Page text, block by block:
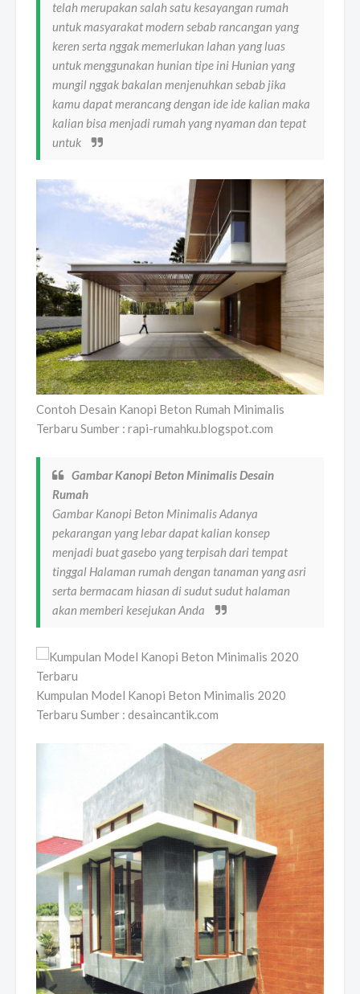
telah merupakan salah satu kesayangan rumah
untuk masyarakat modern sebab rancangan yang
keren serta nggak memerlukan lahan yang luas
untuk menggunakan hunian tipe ini Hunian yang
mungil nggak bakalan menjenuhkan sebab jika
kamu dapat merancang dengan ide ide kalian maka
kalian bisa menjadi rumah yang nyaman dan tepat
untuk
Contoh Desain Kanopi Beton Rumah Minimalis
Terbaru Sumber : rapi-rumahku.blogspot.com
Gambar Kanopi Beton Minimalis Desain
Rumah
Gambar Kanopi Beton Minimalis Adanya
pekarangan yang lebar dapat kalian konsep
menjadi buat gasebo yang terpisah dari tempat
tinggal Halaman rumah dengan tanaman yang asri
serta bermacam hiasan di sudut sudut halaman
akan memberi kesejukan Anda
Kumpulan Model Kanopi Beton Minimalis 2020
Terbaru Sumber : desaincantik.com